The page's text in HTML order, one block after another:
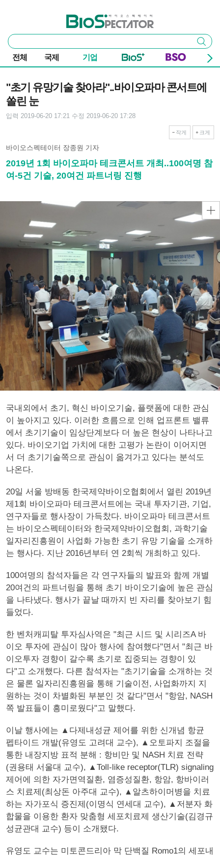
바이오스펙테이터
통
합
검
색
검색
전체 국제 기업
"초기 유망기술 찾아라"..바이오파마 콘서트에
쏠린 눈
입력 2019-06-20 17:21 수정 2019-06-20 17:28
작게 크게
바이오스펙테이터 장종원 기자
2019년 1회 바이오파마 테크콘서트 개최..100여명 참
여-5건 기술, 20여건 파트너링 진행
국내외에서 초기, 혁신 바이오기술, 플랫폼에 대한 관심
이 높아지고 있다. 이러한 흐름으로 인해 업프론트 밸류
에서 초기기술이 임상단계보다 더 높은 현상이 나타나고
있다. 바이오기업 가치에 대한 고평가 논란이 이어지면
서 더 초기기술쪽으로 관심이 옮겨가고 있다는 분석도
나온다.
20일 서울 방배동 한국제약바이오협회에서 열린 2019년
제1회 바이오파마 테크콘서트에는 국내 투자기관, 기업,
연구자들로 행사장이 가득찼다. 바이오파마 테크콘서트
는 바이오스펙테이터와 한국제약바이오협회, 과학기술
일자리진흥원이 사업화 가능한 초기 유망 기술을 소개하
는 행사다. 지난 2016년부터 연 2회씩 개최하고 있다.
100여명의 참석자들은 각 연구자들의 발표와 함께 개별
20여건의 파트너링을 통해 초기 바이오기술에 높은 관심
을 나타냈다. 행사가 끝날 때까지 빈 자리를 찾아보기 힘
들었다.
한 벤처캐피탈 투자심사역은 "최근 시드 및 시리즈A 바
이오 투자에 관심이 많아 행사에 참여했다"면서 "최근 바
이오투자 경향이 갈수록 초기로 집중되는 경향이 있
다"고 소개했다. 다른 참석자는 "초기기술을 소개하는 것
은 물론 일자리진흥원을 통해 기술이전, 사업화까지 지
원하는 것이 차별화된 부분인 것 같다"면서 "항암, NASH
쪽 발표들이 흥미로웠다"고 말했다.
이날 행사에는 ▲다제내성균 제어를 위한 신개념 항균
펩타이드 개발(유영도 고려대 교수), ▲오토파지 조절을
통한 내장지방 표적 분해 : 항비만 및 NASH 치료 전략
(권용태 서울대 교수), ▲Toll-like receptor(TLR) signaling
제어에 의한 자가면역질환, 염증성질환, 항암, 항바이러
스 치료제(최상돈 아주대 교수), ▲알츠하이머병을 치료
하는 자가포식 증진제(이명식 연세대 교수), ▲저분자 화
합물을 이용한 환자 맞춤형 세포치료제 생산기술(김경규
성균관대 교수) 등이 소개됐다.
유영도 교수는 미토콘드리아 막 단백질 Romo1의 세포내